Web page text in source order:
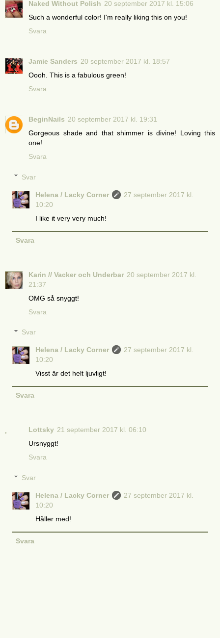
Naked Without Polish 20 september 2017 kl. 15:06
Such a wonderful color! I'm really liking this on you!
Svara
Jamie Sanders 20 september 2017 kl. 18:57
Oooh. This is a fabulous green!
Svara
BeginNails 20 september 2017 kl. 19:31
Gorgeous shade and that shimmer is divine! Loving this
one!
Svara
Svar
Helena / Lacky Corner
27 september 2017 kl.
10:20
I like it very very much!
Svara
Karin // Vacker och Underbar 20 september 2017 kl.
21:37
OMG så snyggt!
Svara
Svar
Helena / Lacky Corner
27 september 2017 kl.
10:20
Visst är det helt ljuvligt!
Svara
Lottsky 21 september 2017 kl. 06:10
Ursnyggt!
Svara
Svar
Helena / Lacky Corner
27 september 2017 kl.
10:20
Håller med!
Svara